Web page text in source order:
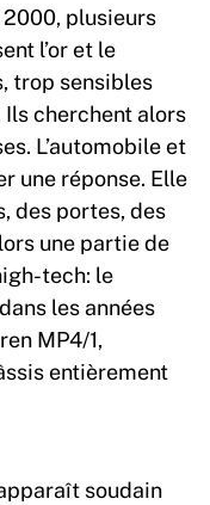
plusieurs
l’or et le
trop sensibles
cherchent alors
L’automobile et
une réponse. Elle
des portes, des
une partie de
tech: le
les années
MP4/1,
entièrement
soudain